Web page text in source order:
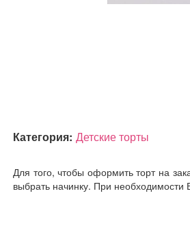
Категория: Детские торты
Для того, чтобы оформить торт на
выбрать начинку. При